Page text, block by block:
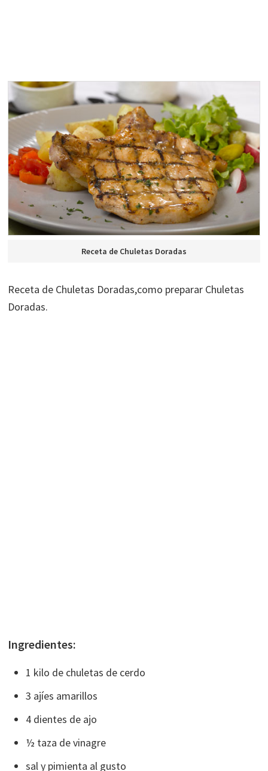
Receta de Chuletas Doradas
Receta de Chuletas Doradas,como preparar Chuletas
Doradas.
Ingredientes:
1 kilo de chuletas de cerdo
3 ajíes amarillos
4 dientes de ajo
½ taza de vinagre
sal y pimienta al gusto